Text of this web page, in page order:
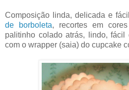
Composição linda, delicada e
de borboleta, recortes em cores
palitinho colado atrás, lindo, fácil
com o wrapper (saia) do cupcake